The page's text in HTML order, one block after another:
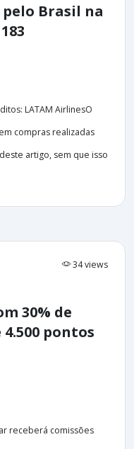
Brasil na
LATAM AirlinesO
compras realizadas
artigo, sem que isso
34 views
30% de
pontos
receberá comissões